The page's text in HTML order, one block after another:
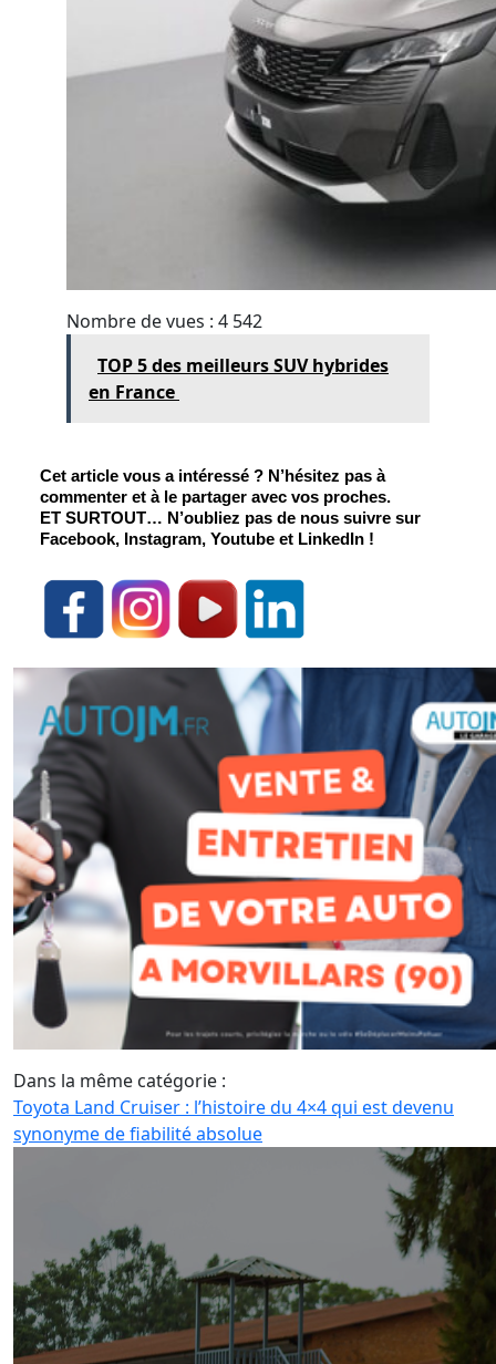
Nombre de vues : 4 542
TOP 5 des meilleurs SUV hybrides
en France
Cet article vous a intéressé ? N’hésitez pas à
commenter et à le partager avec vos proches.
ET SURTOUT… N’oubliez pas de nous suivre sur
Facebook, Instagram, Youtube et LinkedIn !
Dans la même catégorie :
Toyota Land Cruiser : l’histoire du 4×4 qui est devenu
synonyme de fiabilité absolue